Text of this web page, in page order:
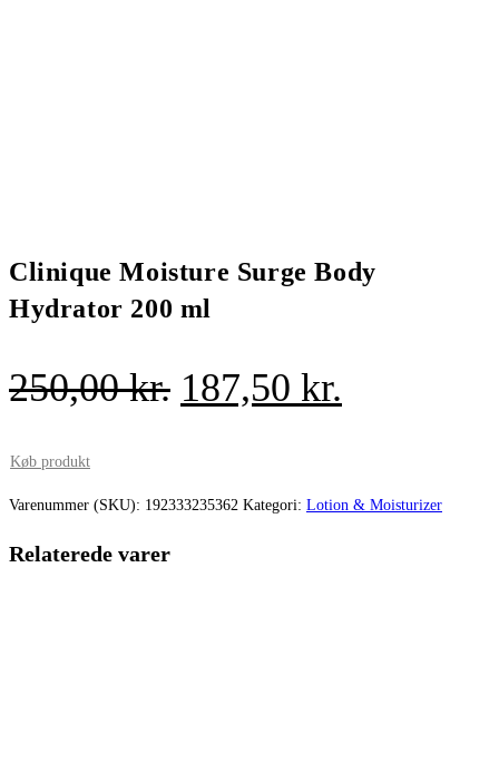
Clinique Moisture Surge Body
Hydrator 200 ml
250,00kr. Den
var:
187,50 kr.
er:
Køb produkt
Varenummer (SKU): 192333235362 Kategori: Lotion & Moisturizer
Relaterede varer